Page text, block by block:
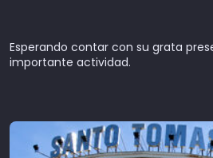
Esperando contar con su grata
importante actividad.